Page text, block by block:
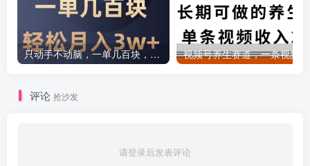
只动手不动脑，一单几百块，轻松月入2w+，看完就能直接操作，详细教程
评论 抢沙发
请登录后发表评论